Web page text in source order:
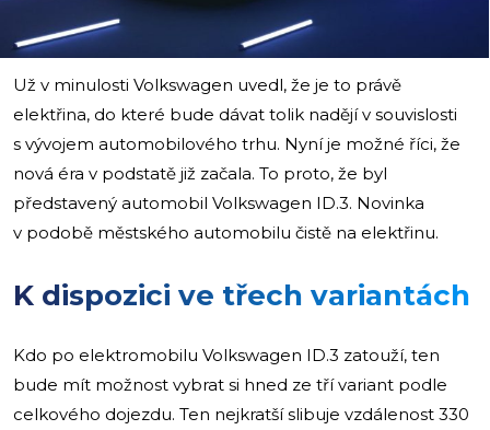
Už v minulosti Volkswagen uvedl, že je to právě
elektřina, do které bude dávat tolik nadějí v souvislosti
s vývojem automobilového trhu. Nyní je možné říci, že
nová éra v podstatě již začala. To proto, že byl
představený automobil Volkswagen ID.3. Novinka
v podobě městského automobilu čistě na elektřinu.
K dispozici ve třech variantách
Kdo po elektromobilu Volkswagen ID.3 zatouží, ten
bude mít možnost vybrat si hned ze tří variant podle
celkového dojezdu. Ten nejkratší slibuje vzdálenost 330